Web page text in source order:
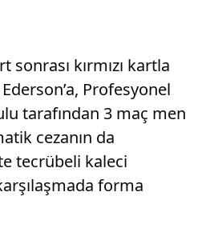
sonrası kırmızı kartla
Profesyonel
tarafından 3 maç men
cezanın da
tecrübeli kaleci
forma